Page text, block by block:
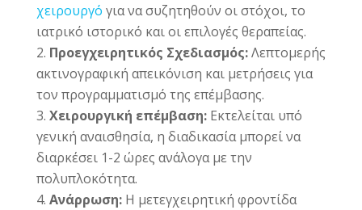
χειρουργό για να συζητηθούν οι στόχοι, το
ιατρικό ιστορικό και οι επιλογές θεραπείας.
Προεγχειρητικός Σχεδιασμός:Λεπτομερής
ακτινογραφική απεικόνιση και μετρήσεις για
τον προγραμματισμό της επέμβασης.
Χειρουργική επέμβαση:Εκτελείται υπό
γενική αναισθησία, η διαδικασία μπορεί να
διαρκέσει 1-2 ώρες ανάλογα με την
πολυπλοκότητα.
Ανάρρωση:Η μετεγχειρητική φροντίδα